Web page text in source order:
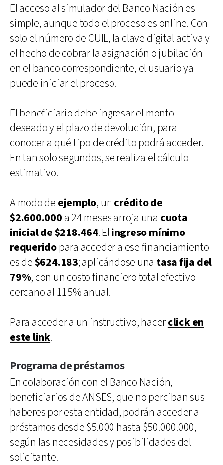
El acceso al simulador del Banco Nación es
simple, aunque todo el proceso es online. Con
solo el número de CUIL, la clave digital activa y
el hecho de cobrar la asignación o jubilación
en el banco correspondiente, el usuario ya
puede iniciar el proceso.
El beneficiario debe ingresar el monto
deseado y el plazo de devolución, para
conocer a qué tipo de crédito podrá acceder.
En tan solo segundos, se realiza el cálculo
estimativo.
A modo de ejemplo, un crédito de
$2.600.000 a 24 meses arroja una cuota
inicial de $218.464. El ingreso mínimo
requeridopara acceder a ese financiamiento
es de$624.183; aplicándose una tasa fija del
79%, con un costo financiero total efectivo
cercano al 115% anual.
Para acceder a un instructivo, hacerclick en
este link.
Programa de préstamos
En colaboración con el Banco Nación,
beneficiarios de ANSES, que no perciban sus
haberes por esta entidad, podrán acceder a
préstamos desde $5.000 hasta $50.000.000,
según las necesidades y posibilidades del
solicitante.